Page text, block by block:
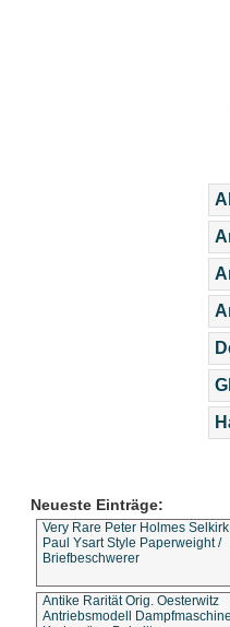
Neueste Einträge:
Very Rare Peter Holmes Selkirk
Paul Ysart Style Paperweight /
Briefbeschwerer
Antike Rarität Orig. Oesterwitz
Antriebsmodell Dampfmaschine